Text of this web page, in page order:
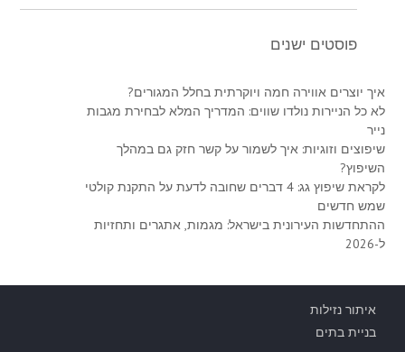
ניווט
פוסטים ישנים
איך יוצרים אווירה חמה ויוקרתית בחלל המגורים?
לא כל הניירות נולדו שווים: המדריך המלא לבחירת מגבות
נייר
שיפוצים וזוגיות: איך לשמור על קשר חזק גם במהלך
השיפוץ?
לקראת שיפוץ גג: 4 דברים שחובה לדעת על התקנת קולטי
שמש חדשים
ההתחדשות העירונית בישראל: מגמות, אתגרים ותחזיות
ל-2026
איתור נזילות
בניית בתים